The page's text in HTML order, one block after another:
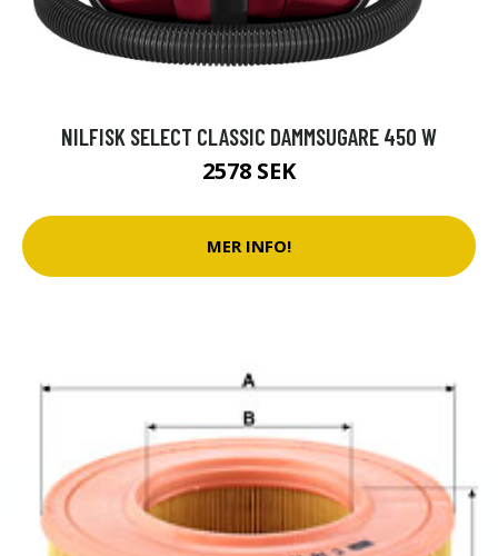
NILFISK SELECT CLASSIC DAMMSUGARE 450 W
2578 SEK
MER INFO!